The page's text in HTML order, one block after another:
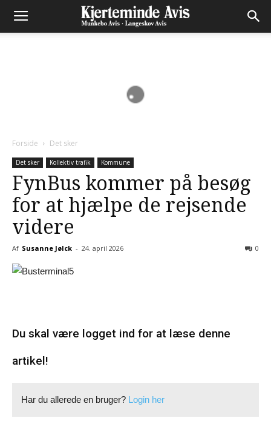
Forside Det sker
Det sker Kollektiv trafik Kommune
FynBus kommer på besøg
for at hjælpe de rejsende
videre
Af Susanne Jølck - 24. april 2026 0
Du skal være logget ind for at læse denne
artikel!
Har du allerede en bruger? Login her